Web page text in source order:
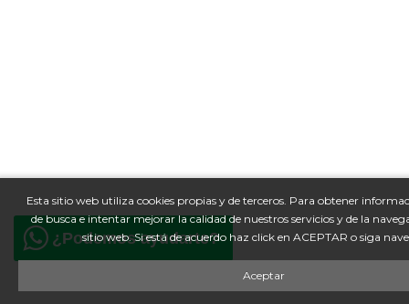
¿Podemos ayudarte?
Esta sitio web utiliza cookies propias y de terceros. Para obtener
de busca e intentar mejorar la calidad de nuestros servicios y de la
sitio web. Si está de acuerdo haz click en ACEPTAR o siga
Aceptar